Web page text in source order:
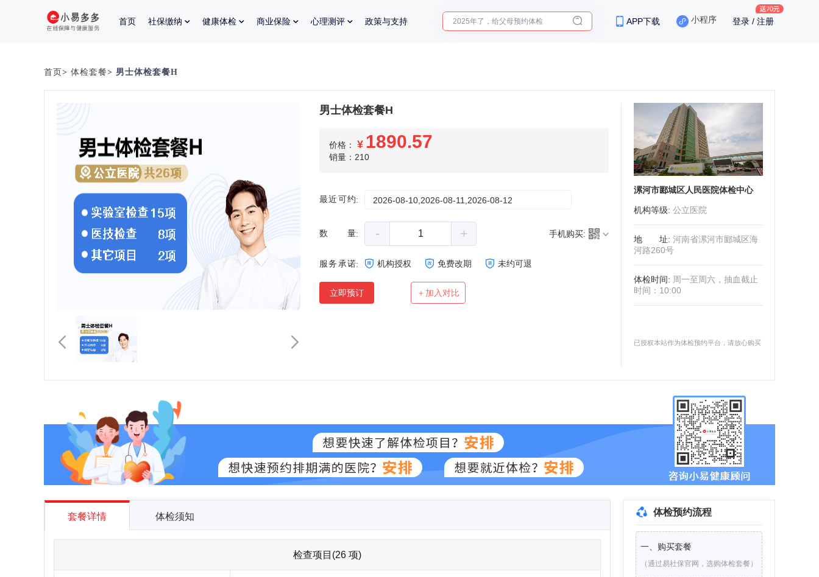
首页 社保缴纳 健康体检 商业保险 心理测评 政策与支持 体检前能吃药吗？ APP下载 小程序 登录 / 注册
首页> 体检套餐> 男士体检套餐H
男士体检套餐H
价格： ¥ 1890.57
销量：210
最近可约: 2026-08-10,2026-08-11,2026-08-12
数量: - + 手机购买:
服务承诺: 机构授权 免费改期 未约可退
立即预订 ＋加入对比
漯河市郾城区人民医院体检中心
机构等级: 公立医院
地址: 河南省漯河市郾城区海
河路260号
体检时间: 周一至周六，抽血截止
时间：10:00
已授权本站作为体检预约平台，请放心购买
套餐详情 体检须知
检查项目(26 项)
体检预约流程
一、购买套餐
（通过易社保官网，选购体检套餐）